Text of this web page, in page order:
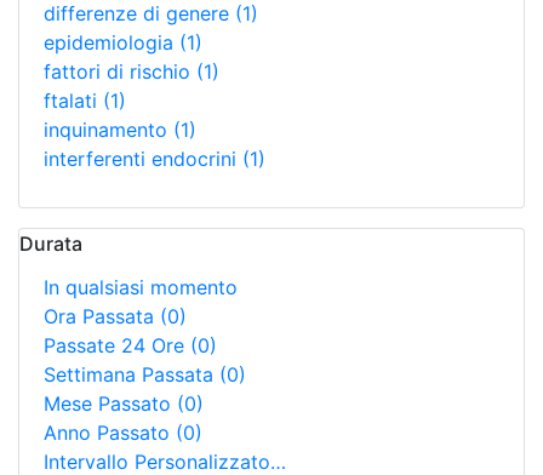
differenze di genere (1)
epidemiologia (1)
fattori di rischio (1)
ftalati (1)
inquinamento (1)
interferenti endocrini (1)
Durata
In qualsiasi momento
Ora Passata (0)
Passate 24 Ore (0)
Settimana Passata (0)
Mese Passato (0)
Anno Passato (0)
Intervallo Personalizzato…